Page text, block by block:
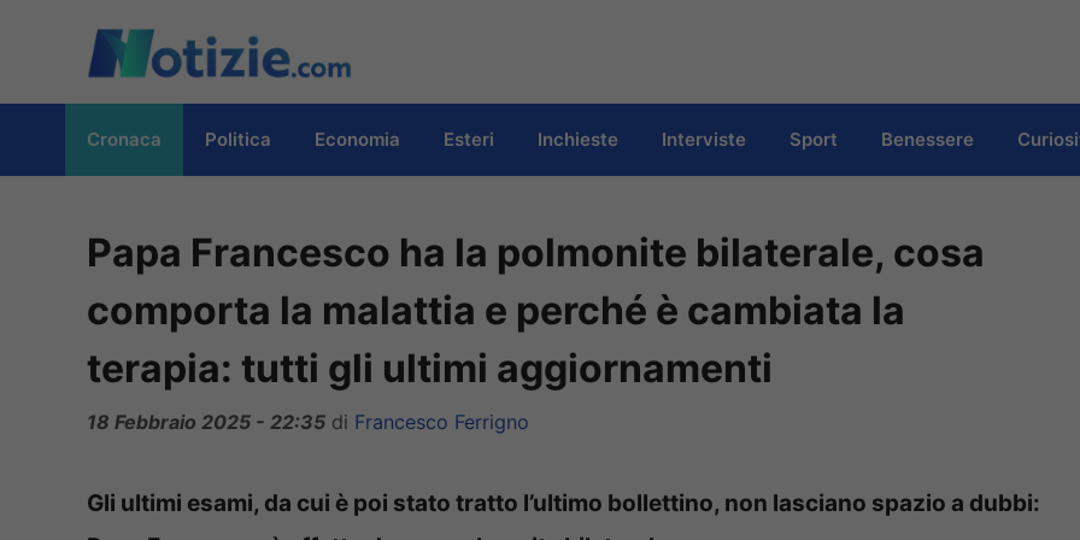
contenuto
Cronaca Politica Economia Esteri Inchieste Interviste Sport Benessere
Papa Francesco ha la polmonite bilaterale, cosa
comporta la malattia e perché è cambiata la
terapia: tutti gli ultimi aggiornamenti
18 Febbraio 2025 - 22:35 di Francesco Ferrigno
Gli ultimi esami, da cui è poi stato tratto l’ultimo bollettino, non lasciano spazio a dubbi: